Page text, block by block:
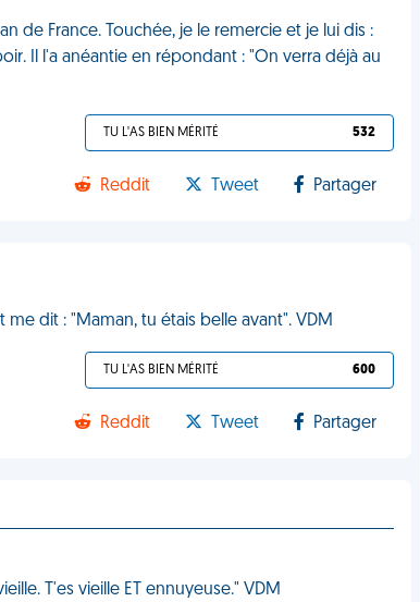
de France. Touchée, je le remercie et je lui dis :
Il l'a anéantie en répondant : "On verra déjà au
TU L'AS BIEN MÉRITÉ 532
Reddit Tweet Partager
dit : "Maman, tu étais belle avant". VDM
TU L'AS BIEN MÉRITÉ 600
Reddit Tweet Partager
T'es vieille ET ennuyeuse." VDM